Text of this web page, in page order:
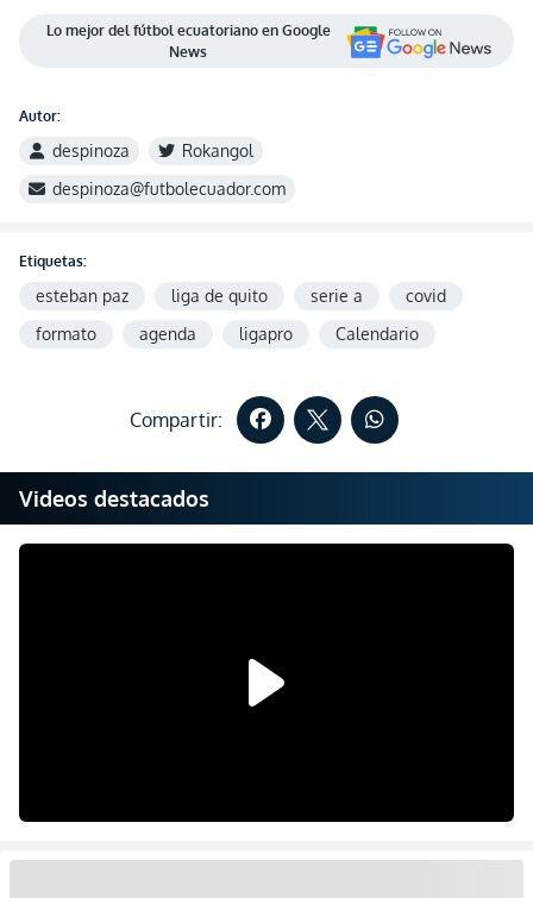
Lo mejor del fútbol ecuatoriano en Google
News
Autor:
despinoza
Rokangol
despinoza@futbolecuador.com
Etiquetas:
esteban paz liga de quito serie a
covid
formato
agenda ligapro Calendario
Compartir:
Videos destacados